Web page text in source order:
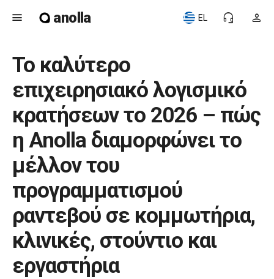
menu anolla person
headset_mic
EL
Το καλύτερο
επιχειρησιακό λογισμικό
κρατήσεων το 2026 – πώς
η Anolla διαμορφώνει το
μέλλον του
προγραμματισμού
ραντεβού σε κομμωτήρια,
κλινικές, στούντιο και
εργαστήρια